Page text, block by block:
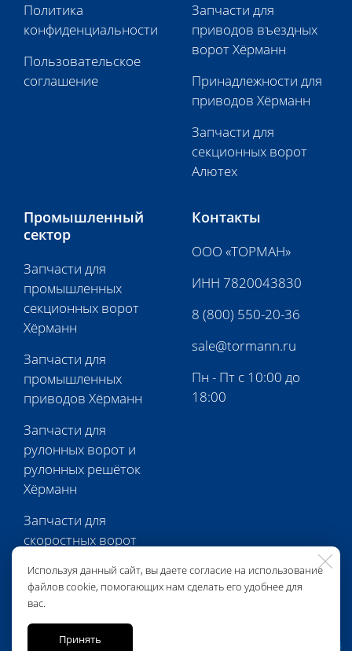
Используя данный сайт, вы даете согласие на использование
файлов cookie, помогающих нам сделать его удобнее для
вас.
Принять
Политика
конфиденциальности
Пользовательское
соглашение
Запчасти для
приводов въездных
ворот Хёрманн
Принадлежности для
приводов Хёрманн
Запчасти для
секционных ворот
Алютех
Промышленный
сектор
Запчасти для
промышленных
секционных ворот
Хёрманн
Запчасти для
промышленных
приводов Хёрманн
Запчасти для
рулонных ворот и
рулонных решёток
Хёрманн
Запчасти для
скоростных ворот
Запчасти для
перегрузочной
техники Хёрманн
Контакты
ООО «ТОРМАН»
ИНН 7820043830
8 (800) 550-20-36
sale@tormann.ru
Пн - Пт с 10:00 до
18:00